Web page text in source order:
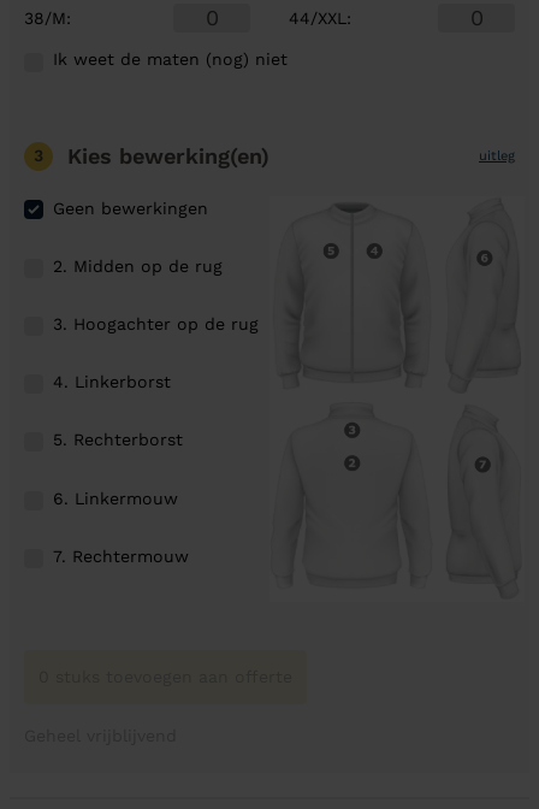
38/M: 44/XXL :
Ik weet de maten (nog) niet
3 Kies bewerking(en) uitleg
Geen bewerkingen
2. Midden op de rug
3. Hoogachter op de rug
4. Linkerborst
5. Rechterborst
6. Linkermouw
7. Rechtermouw